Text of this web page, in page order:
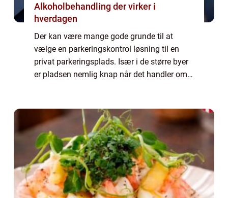
Alkoholbehandling der virker i
hverdagen
Der kan være mange gode grunde til at
vælge en parkeringskontrol løsning til en
privat parkeringsplads. Især i de større byer
er pladsen nemlig knap når det handler om